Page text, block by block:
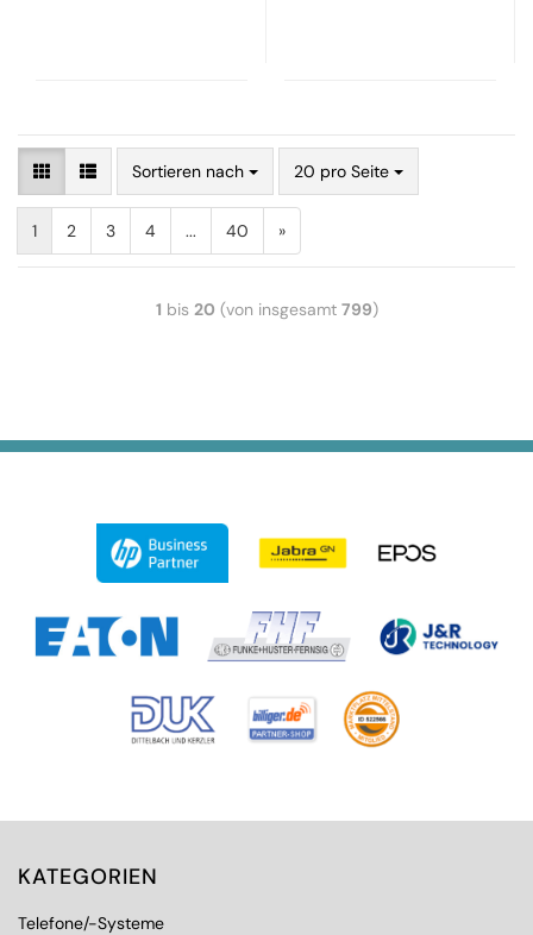
Sortieren nach 20 pro Seite
1 2 3 4 ... 40 »
1 bis 20 (von insgesamt 799)
KATEGORIEN
Telefone/-Systeme